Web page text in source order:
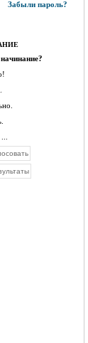
Забыли пароль?